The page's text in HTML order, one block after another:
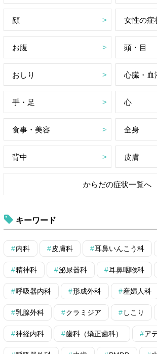
顔 女性の症
お腹 頭・目
おしり 心臓・血
手・足 心
食事・美容 全身
背中 皮膚
からだの症状一覧へ
キーワード
内科 皮膚科 耳鼻いんこう科
精神科 泌尿器科 耳鼻咽喉科
呼吸器内科 形成外科 産婦人科
乳腺外科 クラミジア しこり
神経内科 歯科（矯正歯科） ア